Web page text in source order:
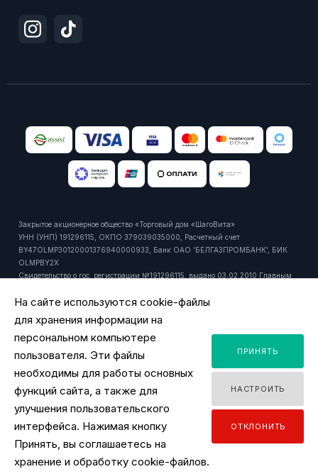
Закрытое акционерное общество «Торговый дом «ШагоВита»
УНН (УНП) 191296115, ОКПО 379039035000, Расчетный счет
BY47OLMP30120001376940000933, Банк ОАО 'БЕЛГАЗПРОМБАНК', БИК
OLMPBY2X
Свидетельство о гос. регистрации №191296115, выдано 03.02.2010 Главным
Регистрационный номер в торговом реестре: 429916 от 24.10.2018г.
пом. 1106.
Время работы офиса - ПН-ПТ 9:00 - 18:00.
Время работы интернет-магазина - ПН-ПТ 09:00 - 18:00
Уполномоченный продавцом на рассмотрение обращений покупателей:
заместитель директора по розничной торговле, тел. +375 44 518 45 53, email:
y.ignatovich@tdsv.by
органов по месту государственной регистрации ЗАО "ТД "ШагоВита",
уполномоченных рассматривать обращения покупателей: Минский городской
исполнительный комитет, главное управление торговли и услуг: +375 17
На сайте используются cookie-файлы
для хранения информации на
персональном компьютере
пользователя. Эти файлы
необходимы для работы основных
функций сайта, а также для
улучшения пользовательского
интерфейса. Нажимая кнопку
Принять, вы соглашаетесь на
хранение и обработку cookie-файлов.
ПРИНЯТЬ
НАСТРОИТЬ
ОТКЛОНИТЬ